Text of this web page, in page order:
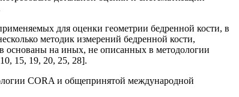
для оценки геометрии бедренной кости, в
методик измерений бедренной кости,
основаны на иных, не описанных в методологии
15, 19, 20, 25, 28].
CORA и общепринятой международной